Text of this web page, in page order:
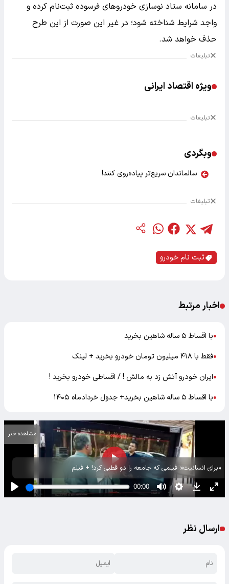
در سامانه ستاد نوسازی خودرو‌های فرسوده ثبت‌نام کرده و
واجد شرایط شناخته شود؛ در غیر این صورت از این طرح
حذف خواهد شد.
تبلیغات
ویژه اقتصاد ایرانی
تبلیغات
وبگردی
سالماندان سریع‌تر پیاده‌روی کنند!
تبلیغات
ثبت نام خودرو
اخبار مرتبط
●با اقساط ۵ ساله شاهین بخرید
●فقط با ۴۱۸ میلیون تومان خودرو بخرید + لینک
●ایران خودرو آتش زد به مالش ! / اقساطی خودرو بخرید !
●با اقساط ۵ ساله شاهین بخرید+ جدول خردادماه ۱۴۰۵
«برای انسانیت»؛ فیلمی که جامعه را دو قطبی کرد! + فیلم
مشاهده خبر
ارسال نظر